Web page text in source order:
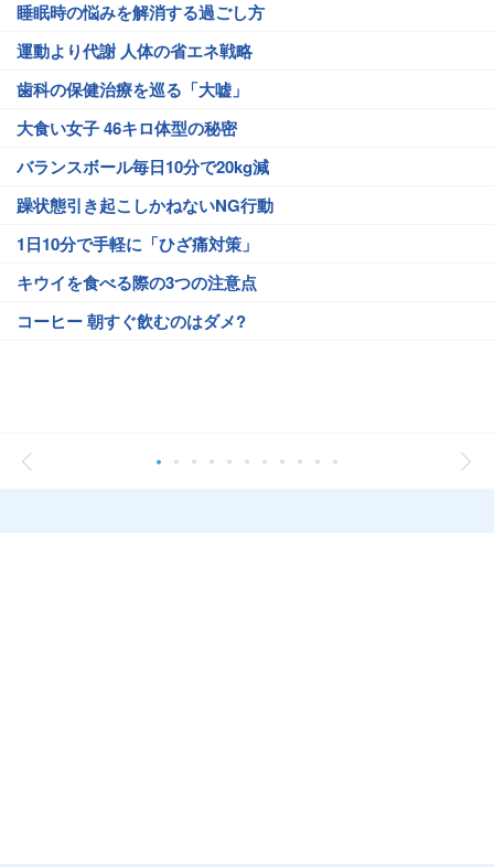
睡眠時の悩みを解消する過ごし方
運動より代謝 人体の省エネ戦略
歯科の保健治療を巡る「大嘘」
大食い女子 46キロ体型の秘密
バランスボール毎日10分で20kg減
躁状態引き起こしかねないNG行動
1日10分で手軽に「ひざ痛対策」
キウイを食べる際の3つの注意点
コーヒー 朝すぐ飲むのはダメ?